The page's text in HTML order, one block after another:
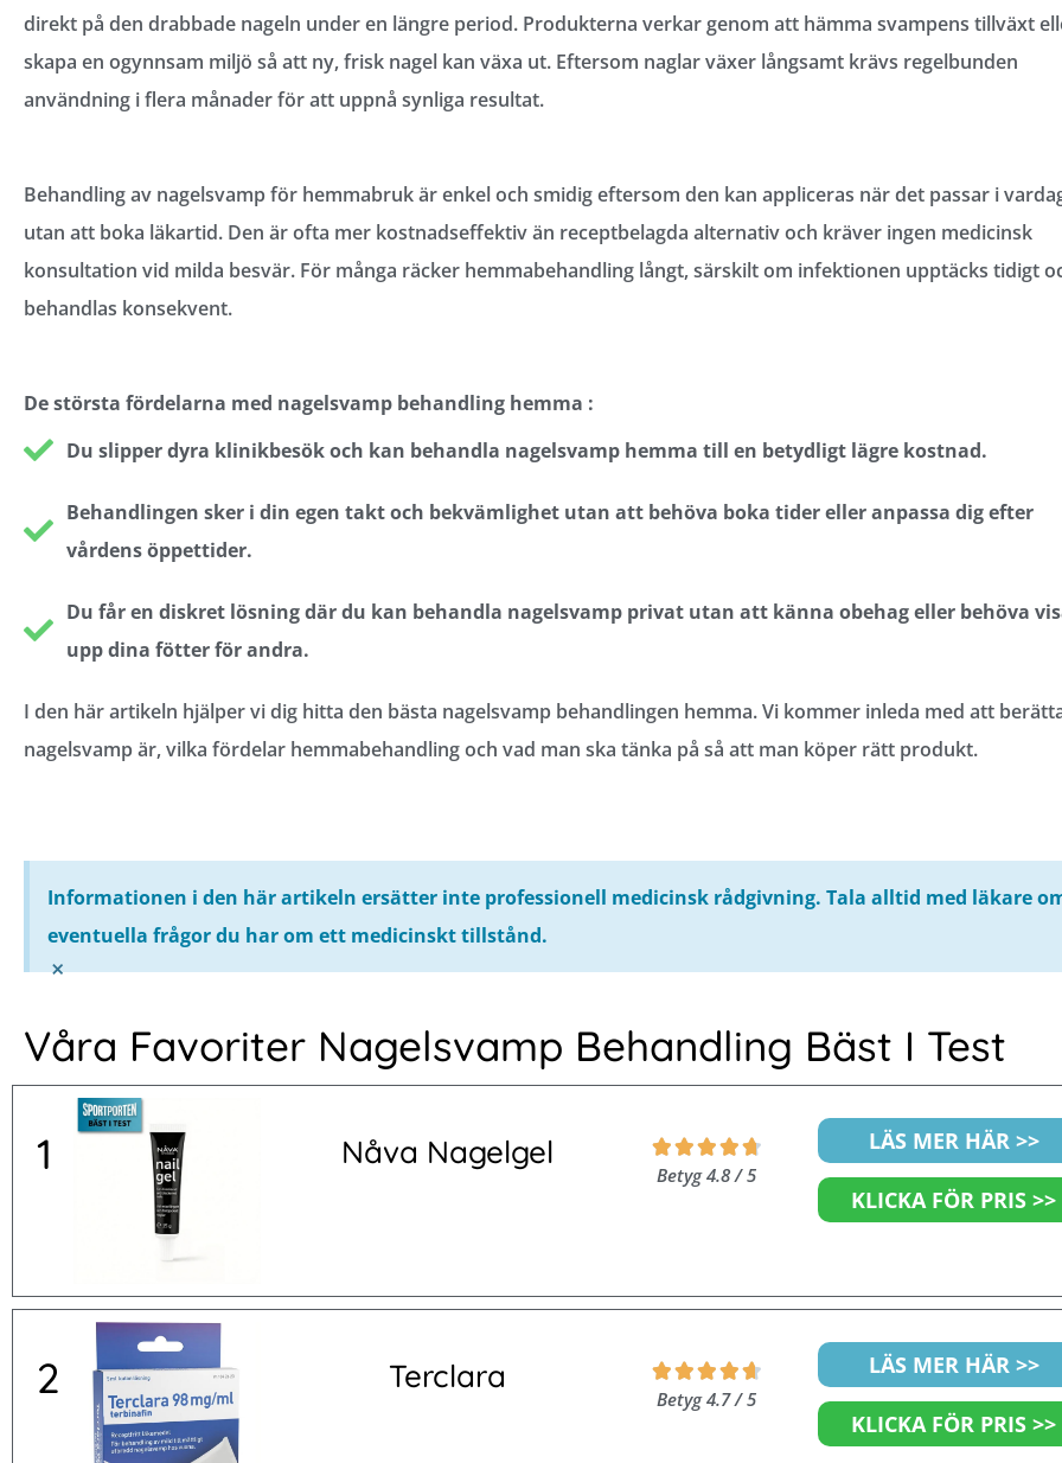
direkt på den drabbade nageln under en längre period. Produkterna verkar genom att hämma svampens tillväxt
skapa en ogynnsam miljö så att ny, frisk nagel kan växa ut. Eftersom naglar växer långsamt krävs regelbunden
användning i flera månader för att uppnå synliga resultat.
Behandling av nagelsvamp för hemmabruk är enkel och smidig eftersom den kan appliceras när det passar i
utan att boka läkartid. Den är ofta mer kostnadseffektiv än receptbelagda alternativ och kräver ingen medicinsk
konsultation vid milda besvär. För många räcker hemmabehandling långt, särskilt om infektionen upptäcks tidigt
behandlas konsekvent.
De största fördelarna med nagelsvamp behandling hemma :
Du slipper dyra klinikbesök och kan behandla nagelsvamp hemma till en betydligt lägre kostnad.
Behandlingen sker i din egen takt och bekvämlighet utan att behöva boka tider eller anpassa dig efter
vårdens öppettider.
Du får en diskret lösning där du kan behandla nagelsvamp privat utan att känna obehag eller behöva
upp dina fötter för andra.
I den här artikeln hjälper vi dig hitta den bästa nagelsvamp behandlingen hemma. Vi kommer inleda med att
nagelsvamp är, vilka fördelar hemmabehandling och vad man ska tänka på så att man köper rätt produkt.
Informationen i den här artikeln ersätter inte professionell medicinsk rådgivning. Tala alltid med läkare
eventuella frågor du har om ett medicinskt tillstånd.
×
Våra Favoriter Nagelsvamp Behandling Bäst I Test
1 Nåva Nagelgel     
Betygsatt
4.8
Betyg 4.8 / 5
LÄS MER HÄR >>
KLICKA FÖR PRIS >>
2 Terclara     
Betygsatt
4.7
Betyg 4.7 / 5
LÄS MER HÄR >>
KLICKA FÖR PRIS >>